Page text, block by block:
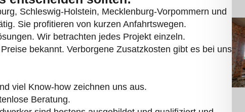
Sie profitieren von kurzen Anfahrtswegen.
Wir betrachten jedes Projekt einzeln.
Preise bekannt. Verborgene Zusatzkosten gibt es bei uns
viel Know-how zeichnen uns aus.
Beratung.
sind bestens ausgebildet und qualifiziert und
Erfahrung.